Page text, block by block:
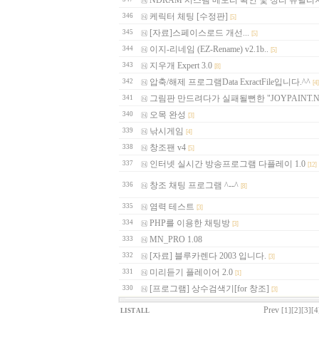
346 케릭터 체팅 [수정판] [5]
345 [자료]스페이스로드 개선... [5]
344 이지-리네임 (EZ-Rename) v2.1b.. [5]
343 지우개 Expert 3.0 [8]
342 압축/해제 프로그램Data ExractFile입니다.^^ [4]
341 그림판 만드려다가 실패될뻔한
340 오목 완성 [3]
339 낚시게임 [4]
338 창조팬 v4 [5]
337 인터넷 실시간 방송프로그램 다플레이 1.0 [12]
336 창조 채팅 프로그램 ^--^ [8]
335 염력 테스트 [3]
334 PHP를 이용한 채팅방 [3]
333 MN_PRO 1.08
332 [자료] 블루카렌다 2003 입니다. [3]
331 미리듣기 플레이어 2.0 [1]
330 [프로그램] 상수검색기[for 창조] [3]
LIST ALL Prev [1] [2] [3]